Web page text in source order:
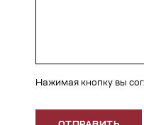
Нажимая кнопку вы